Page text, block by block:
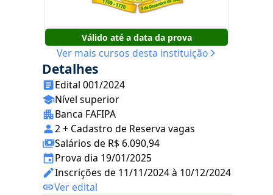
Válido até a data da prova
Ver mais cursos desta instituição
Detalhes
Edital 001/2024
Nível superior
Banca FAFIPA
2 + Cadastro de Reserva vagas
Salários de R$ 6.090,94
Prova dia 19/01/2025
Inscrições de 11/11/2024 à 10/12/2024
Ver edital